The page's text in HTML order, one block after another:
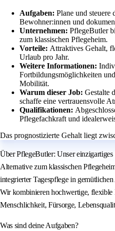
Aufgaben: Plane und steuere
Bewohner:innen und
Unternehmen: PflegeButler
zum klassischen Pflegeheim.
Vorteile: Attraktives Gehalt,
Urlaub pro Jahr.
Weitere Informationen:
Fortbildungsmöglichkeiten
Mobilität.
Warum dieser Job: Gestalte
schaffe eine vertrauensvolle
Qualifikationen:
Pflegefachkraft und
Das prognostizierte Gehalt liegt
Über PflegeButler: Unser
Alternative zum klassischen
integrierter Tagespflege in
Wir kombinieren hochwertige, flexible
Menschlichkeit, Fürsorge,
Was sind deine Aufgaben?